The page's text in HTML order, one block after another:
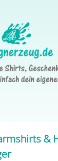
&